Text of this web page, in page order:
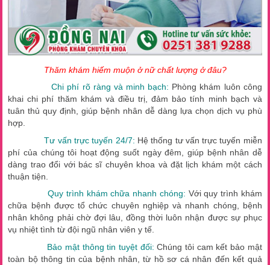
Thăm khám hiếm muộn ở nữ chất lượng ở đâu?
Chi phí rõ ràng và minh bạch: Phòng khám luôn công
khai chi phí thăm khám và điều trị, đảm bảo tính minh bạch và
tuân thủ quy định, giúp bệnh nhân dễ dàng lựa chọn dịch vụ phù
hợp.
Tư vấn trực tuyến 24/7: Hệ thống tư vấn trực tuyến miễn
phí của chúng tôi hoạt động suốt ngày đêm, giúp bệnh nhân dễ
dàng trao đổi với bác sĩ chuyên khoa và đặt lịch khám một cách
thuận tiện.
Quy trình khám chữa nhanh chóng: Với quy trình khám
chữa bệnh được tổ chức chuyên nghiệp và nhanh chóng, bệnh
nhân không phải chờ đợi lâu, đồng thời luôn nhận được sự phục
vụ nhiệt tình từ đội ngũ nhân viên y tế.
Bảo mật thông tin tuyệt đối: Chúng tôi cam kết bảo mật
toàn bộ thông tin của bệnh nhân, từ hồ sơ cá nhân đến kết quả